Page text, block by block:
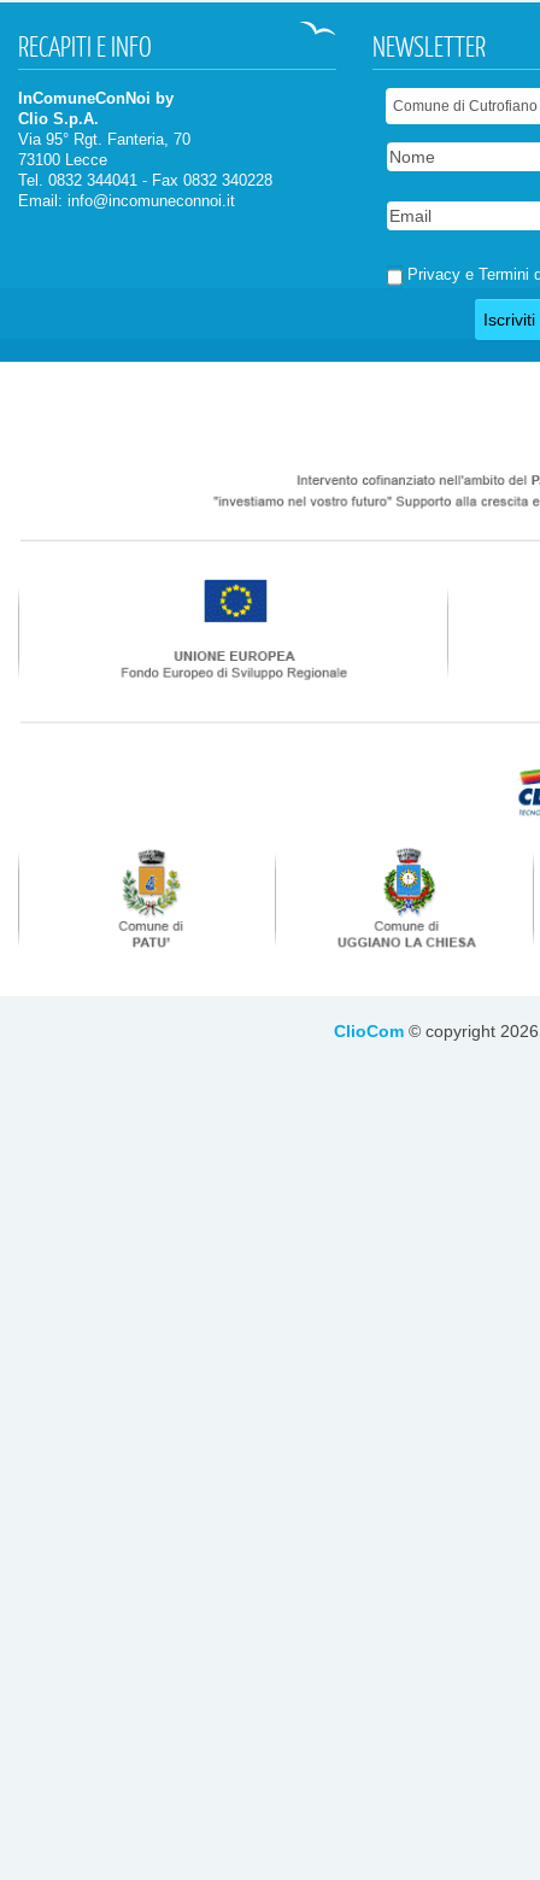
RECAPITI E INFO
InComuneConNoi by
Clio S.p.A.
Via 95° Rgt. Fanteria, 70
73100 Lecce
Tel. 0832 344041 - Fax 0832 340228
Email: info@incomuneconnoi.it
NEWSLETTER
Privacy e Termini
ClioCom © copyright